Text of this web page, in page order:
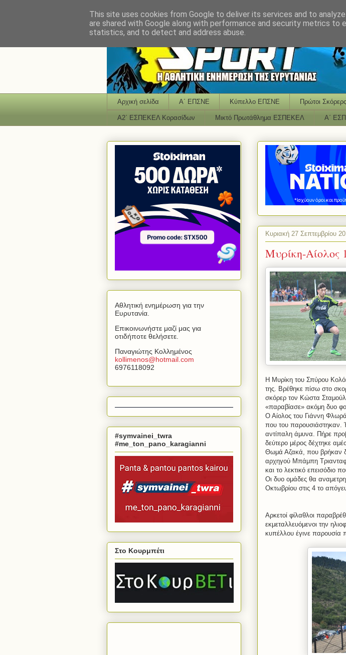
Αρχική σελίδα Α΄ ΕΠΣΝΕ Κύπελλο ΕΠΣΝΕ Πρώτοι Σκόρερς
Α2΄ ΕΣΠΕΚΕΛ Κορασίδων Μικτό Πρωτάθλημα ΕΣΠΕΚΕΛ Α΄
Κυριακή 27 Σεπτεμβρίου
Μυρίκη-Αίολος
Η Μυρίκη του Σπύρου
της. Βρέθηκε πίσω στο
σκόρερ τον Κώστα
«παραβίασε» ακόμη δυο
Ο Αίολος του Γιάννη
που του παρουσιάστηκαν.
αντίπαλη άμυνα. Πήρε
δεύτερο μέρος δέχτηκε
Θωμά Αζακά, που βρήκαν
αρχηγού Μπάμπη
και το λεκτικό επεισόδιο
Οι δυο ομάδες θα
Οκτωβρίου στις 4 το
Αρκετοί φίλαθλοι
εκμεταλλευόμενοι την
κυπέλλου έγινε παρουσία
Αθλητική ενημέρωση για την
Ευρυτανία.
Επικοινωνήστε μαζί μας για
οτιδήποτε θελήσετε.
Παναγιώτης Κολλημένος
kollimenos@hotmail com
6976118092
#symvainei_twra
#me_ton_pano_karagianni
Στο Κουρμπέτι
This site uses cookies from Google to deliver its services and to
are shared with Google along with performance and security metrics to
statistics, and to detect and address abuse.